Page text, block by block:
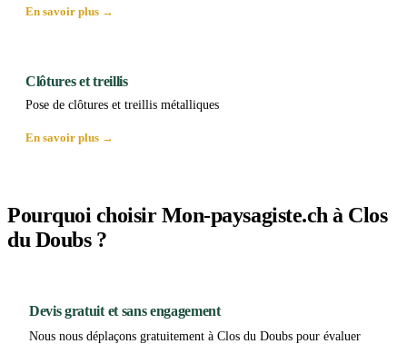
En savoir plus →
Clôtures et treillis
Pose de clôtures et treillis métalliques
En savoir plus →
Pourquoi choisir Mon-paysagiste.ch à Clos
du Doubs ?
Devis gratuit et sans engagement
Nous nous déplaçons gratuitement à Clos du Doubs pour évaluer